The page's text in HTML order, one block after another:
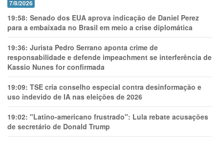
7/8/2026
19:58: Senado dos EUA aprova indicação de Daniel Perez
para a embaixada no Brasil em meio a crise diplomática
19:36: Jurista Pedro Serrano aponta crime de
responsabilidade e defende impeachment se interferência de
Kassio Nunes for confirmada
19:09: TSE cria conselho especial contra desinformação e
uso indevido de IA nas eleições de 2026
19:02: "Latino-americano frustrado": Lula rebate acusações
de secretário de Donald Trump